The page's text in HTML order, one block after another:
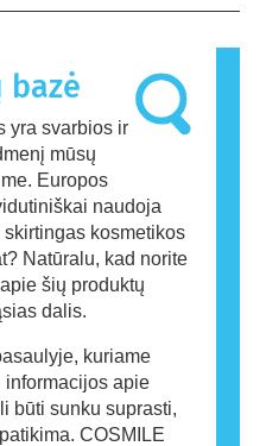
alergiją. Tai
nėra saugus naudoti
bazė
yra svarbios ir
mūsų
Europos
naudoja
kosmetikos
Natūralu, kad norite
šių produktų
dalis.
kuriame
informacijos apie
būti sunku suprasti,
COSMILE